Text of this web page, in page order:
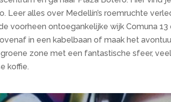
Leer alles over Medellín’s roemruchte
voorheen ontoegankelijke wijk Comuna
in een kabelbaan of maak het
zone met een fantastische sfeer,
koffie.